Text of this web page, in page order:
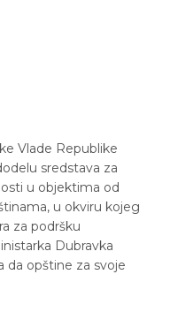
Vlade Republike
sredstava za
u objektima od
u okviru kojeg
za podršku
Dubravka
da opštine za svoje